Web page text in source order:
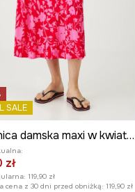
SALE
Spódnica damska maxi w kwiaty kolor czerwony
zł
119,90 zł
cena z 30 dni przed obniżką: 119,90 zł